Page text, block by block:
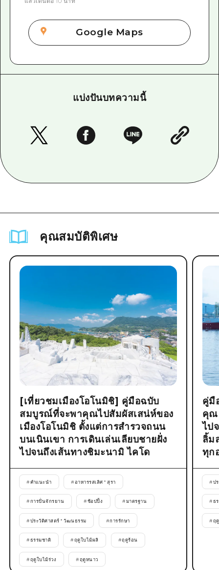
Google Maps
แบ่งปันบทความนี้
คุณสมบัติพิเศษ
[เที่ยวชมเมืองโอโนมิชิ] คู่มือฉบับ
สมบูรณ์ที่จะพาคุณไปสัมผัสเสน่ห์ของ
เมืองโอโนมิชิ ตั้งแต่การสำรวจถนน
บนเนินเขา การเดินเล่นเลียบชายฝั่ง
ไปจนถึงเส้นทางชิมะนามิ ไคโด
#คำแนะนำ # อาหารรสเลิศ * สุรา
#การปั่นจักรยาน #ช้อปปิ้ง #มาตรฐาน
#ประวัติศาสตร์ * วัฒนธรรม #การรักษา
#ธรรมชาติ #ฤดูใบไม้ผลิ #ฤดูร้อน
#ฤดูใบไม้ร่วง #ฤดูหนาว
คู่มื
คุณ
ไป
ลิ้ม
ทุก
#ป
#ธ
#ฤ